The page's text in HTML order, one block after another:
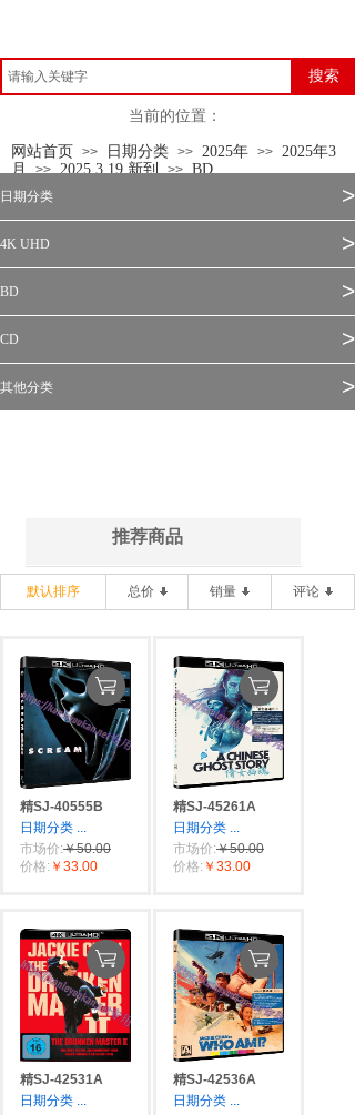
搜索
当前的位置：
网站首页 >> 日期分类 >> 2025年 >> 2025年3
月 >> 2025.3.19 新到 >> BD
日期分类 >
4K UHD >
BD >
CD >
其他分类 >
推荐商品
默认排序 总价 销量 评论
精SJ-40555B
日期分类 ...
市场价:￥50.00
价格: ￥33.00
精SJ-45261A
日期分类 ...
市场价:￥50.00
价格: ￥33.00
精SJ-42531A
日期分类 ...
精SJ-42536A
日期分类 ...